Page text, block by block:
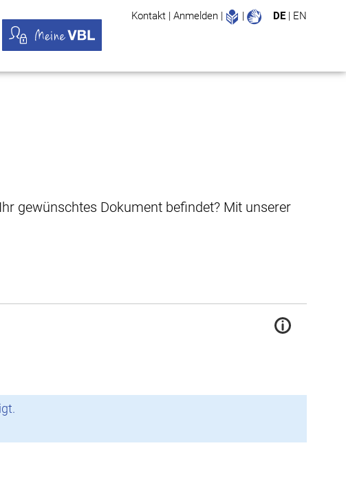
Kontakt | Anmelden | Leichte Sprache
| DE | EN
gewünschtes Dokument befindet? Mit unserer